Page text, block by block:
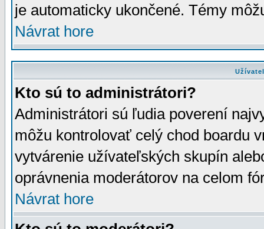
je automaticky ukončené. Témy
Návrat hore
Kto sú to administrátori?
Administrátori sú ľudia poverení
môžu kontrolovať celý chod boardu
vytvárenie užívateľských skupín
oprávnenia moderátorov na celom
Návrat hore